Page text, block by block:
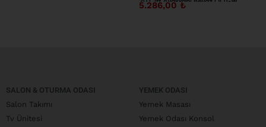
5.286,00₺
SALON & OTURMA ODASI
Salon Takımı
Tv Ünitesi
YEMEK ODASI
Yemek Masası
Yemek Odası Konsol